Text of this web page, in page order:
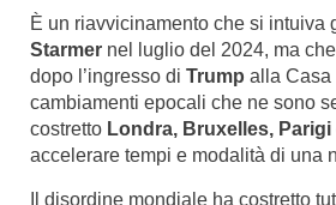
È un riavvicinamento che si intuiva
Starmer nel luglio del 2024, ma
dopo l’ingresso di Trump alla Casa
cambiamenti epocali che ne sono
costretto Londra, Bruxelles, Parigi
accelerare tempi e modalità di una
Il disordine mondiale ha costretto